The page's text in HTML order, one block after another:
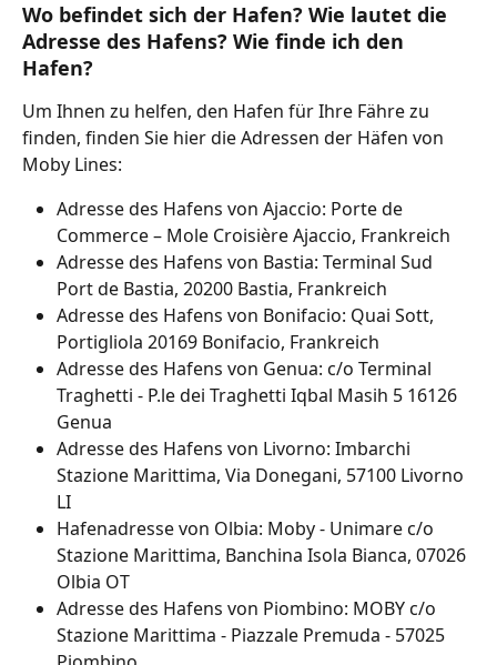
Wo befindet sich der Hafen? Wie lautet die
Adresse des Hafens? Wie finde ich den
Hafen?
Um Ihnen zu helfen, den Hafen für Ihre Fähre zu
finden, finden Sie hier die Adressen der Häfen von
Moby Lines:
Adresse des Hafens von Ajaccio: Porte de
Commerce – Mole Croisière Ajaccio, Frankreich
Adresse des Hafens von Bastia: Terminal Sud
Port de Bastia, 20200 Bastia, Frankreich
Adresse des Hafens von Bonifacio: Quai Sott,
Portigliola 20169 Bonifacio, Frankreich
Adresse des Hafens von Genua: c/o Terminal
Traghetti - P.le dei Traghetti Iqbal Masih 5 16126
Genua
Adresse des Hafens von Livorno: Imbarchi
Stazione Marittima, Via Donegani, 57100 Livorno
LI
Hafenadresse von Olbia: Moby - Unimare c/o
Stazione Marittima, Banchina Isola Bianca, 07026
Olbia OT
Adresse des Hafens von Piombino: MOBY c/o
Stazione Marittima - Piazzale Premuda - 57025